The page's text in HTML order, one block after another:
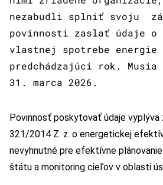
nezabudli splniť svoju
povinnosti zaslať údaje o
vlastnej spotrebe energie
predchádzajúci rok.
31. marca 2026.
Povinnosť poskytovať údaje vyplýva
321/2014 Z. z. o energetickej
nevyhnutné pre efektívne
štátu a monitoring cieľov v oblasti